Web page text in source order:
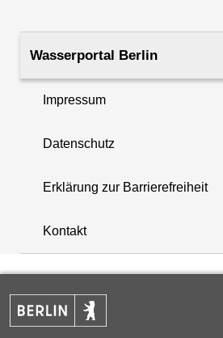
+
−
Wasserportal Berlin
Impressum
Datenschutz
Erklärung zur Barrierefreiheit
Kontakt